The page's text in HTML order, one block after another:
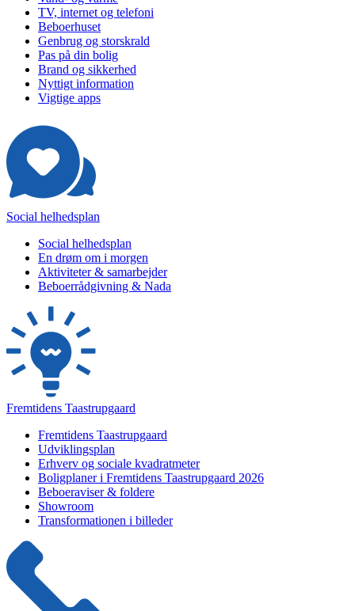
TV, internet og telefoni
Beboerhuset
Genbrug og storskrald
Pas på din bolig
Brand og sikkerhed
Nyttigt information
Vigtige apps
Social helhedsplan
Social helhedsplan
En drøm om i morgen
Aktiviteter & samarbejder
Beboerrådgivning & Nada
Fremtidens Taastrupgaard
Fremtidens Taastrupgaard
Udviklingsplan
Erhverv og sociale kvadratmeter
Boligplaner i Fremtidens Taastrupgaard 2026
Beboeraviser & foldere
Showroom
Transformationen i billeder